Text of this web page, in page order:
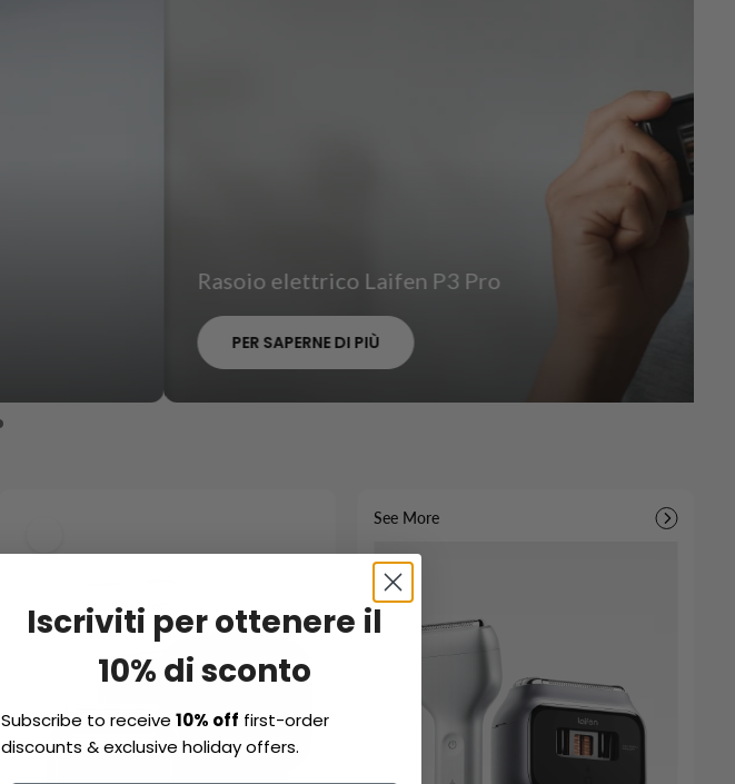
See More
Iscriviti per ottenere il
10% di sconto
Subscribe to receive10% off first-order
discounts & exclusive holiday offers.